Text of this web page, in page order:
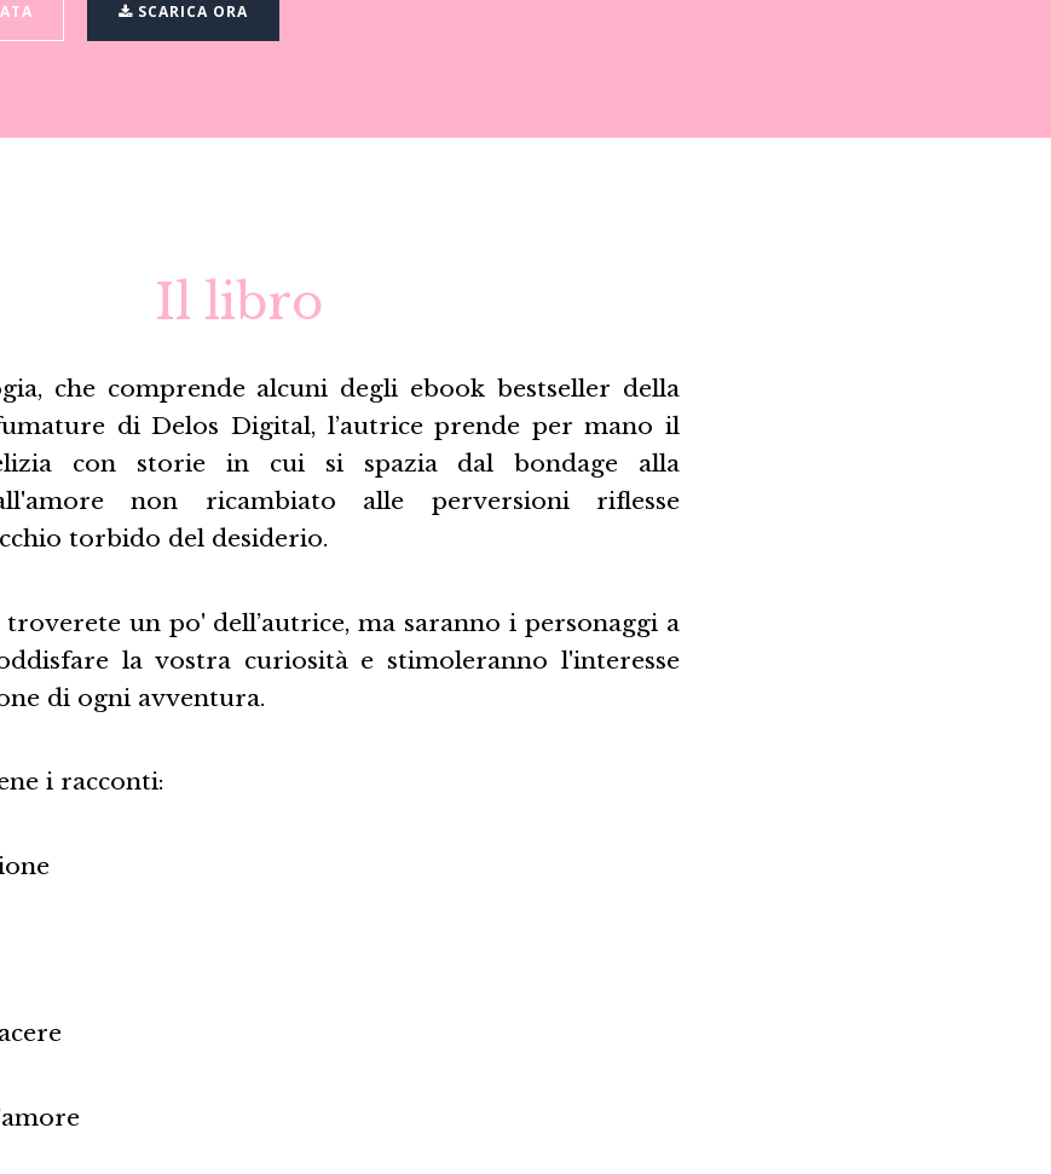
SCARICA ORA
Il libro
che comprende alcuni degli ebook bestseller della
di Delos Digital, l’autrice prende per mano il
con storie in cui si spazia dal bondage alla
non ricambiato alle perversioni riflesse
torbido del desiderio.
un po' dell’autrice, ma saranno i personaggi a
la vostra curiosità e stimoleranno l'interesse
di ogni avventura.
i racconti: